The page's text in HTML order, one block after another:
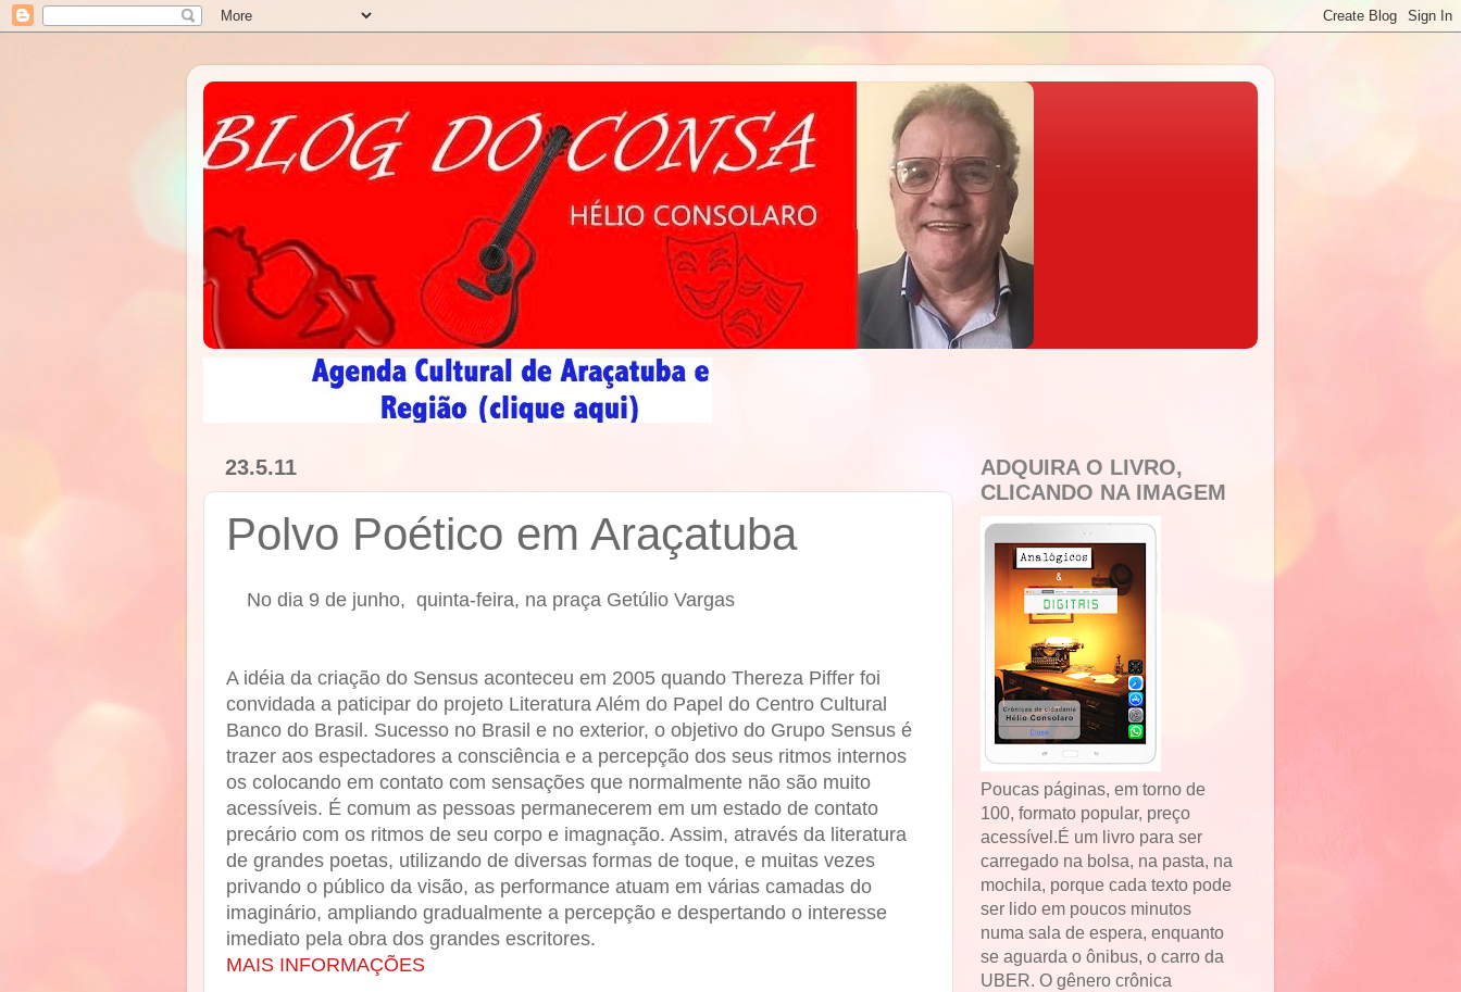
23.5.11
Polvo Poético em Araçatuba
No dia 9 de junho, quinta-feira, na praça Getúlio Vargas
A idéia da criação do Sensus aconteceu em 2005 quando Thereza Piffer foi
convidada a paticipar do projeto Literatura Além do Papel do Centro Cultural
Banco do Brasil. Sucesso no Brasil e no exterior, o objetivo do Grupo Sensus é
trazer aos espectadores a consciência e a percepção dos seus ritmos internos
os colocando em contato com sensações que normalmente não são muito
acessíveis. É comum as pessoas permanecerem em um estado de contato
precário com os ritmos de seu corpo e imagnação. Assim, através da literatura
de grandes poetas, utilizando de diversas formas de toque, e muitas vezes
privando o público da visão, as performance atuam em várias camadas do
imaginário, ampliando gradualmente a percepção e despertando o interesse
imediato pela obra dos grandes escritores.
MAIS INFORMAÇÕES
ADQUIRA O LIVRO,
CLICANDO NA IMAGEM
Poucas páginas, em torno de
100, formato popular, preço
acessível.É um livro para ser
carregado na bolsa, na pasta, na
mochila, porque cada texto pode
ser lido em poucos minutos
numa sala de espera, enquanto
se aguarda o ônibus, o carro da
UBER. O gênero crônica